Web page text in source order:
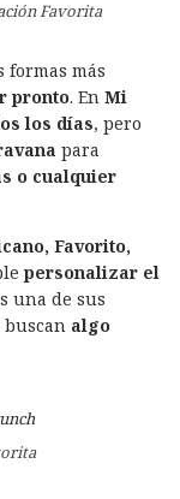
Favorita
formas más
pronto. En Mi
los días, pero
para
o cualquier
Favorito,
personalizar el
una de sus
algo